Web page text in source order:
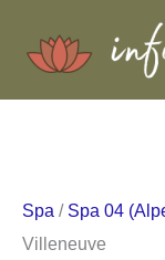
Spa / Spa 04
Villeneuve